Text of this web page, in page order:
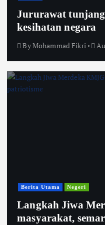
Jururawat
kesihatan negara
ByMohammad Fikri
Berita Utama Negeri
Langkah Jiwa
masyarakat,